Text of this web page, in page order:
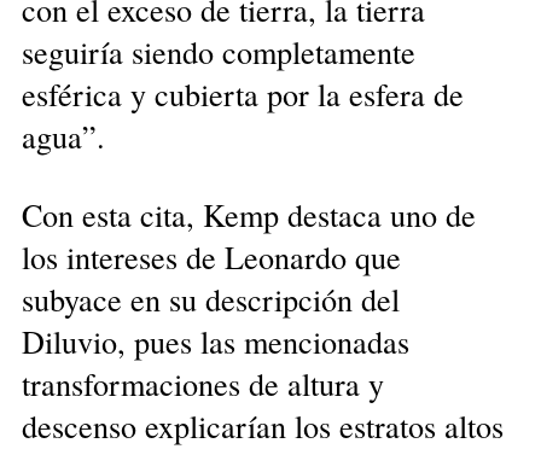
con el exceso de tierra, la tierra
seguiría siendo completamente
esférica y cubierta por la esfera de
agua”.
Con esta cita, Kemp destaca uno de
los intereses de Leonardo que
subyace en su descripción del
Diluvio, pues las mencionadas
transformaciones de altura y
descenso explicarían los estratos altos